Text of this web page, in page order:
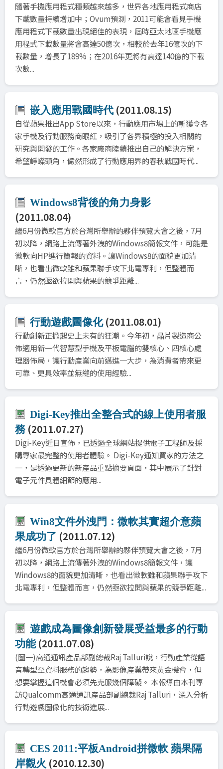
隨著手機應用程式種類越來越多，世界各地應用程式商店
下載數量持續增加中；Ovum預測，2011可能會看見手機
應用程式下載數量出現絕佳的表現，屆時亞太地區手機應
用程式下載數量將會高達50億次，相較於去年16億次的下
載數量，增長了189%；在2016年更將有高達140億的下載
次數...
嵌入應用戰國時代 (2011.08.15)
自從蘋果推出App Store以來，行動應用市場上的斬獲令各
家手機及行動服務商眼紅，吸引了各界積極的投入相關的
研究與開發的工作。各家廠商陸續推出自己的解決方案，
希望崢嶸頭角，儼然形成了行動應用界的春秋戰國時代...
Windows8背後的角力身影
(2011.08.04)
繼6月份微軟官方於台灣所舉辦的夥伴預覽大會之後，7月
初以降，網路上流傳著外洩的Windows8簡報文件，可能是
微軟向HP進行簡報的資料。讓Windows8的面貌更加清
晰，也看出微軟雖和蘋果聯手攻下北電專利，但整體而
言，仍然亟欲拉開與蘋果的競爭距離...
行動遊戲圖像化(2011.08.01)
行動創新正掀起史上未有的狂潮。今年初，晶片製造商公
佈適用新一代智慧型手機及平板電腦的雙核心、四核心處
理器佈局，讓行動產業向前邁進一大步，為消費者帶來更
可靠、更具效率並無縫的使用經驗...
Digi-Key推出全整合式的線上使用者服
務(2011.07.27)
Digi-Key近日宣佈，已透過全球網站提供電子工程師及採
購專家最完整的使用者體驗。 Digi-Key通知買家的方法之
一，是透過更新的新產品重點摘要頁面，其中展示了針對
電子元件具體細節的應用...
Win8文件外洩門：微軟其實超介意蘋
果成功了 (2011.07.12)
繼6月份微軟官方於台灣所舉辦的夥伴預覽大會之後，7月
初以降，網路上流傳著外洩的Windows8簡報文件，讓
Windows8的面貌更加清晰，也看出微軟雖和蘋果聯手攻下
北電專利，但整體而言，仍然亟欲拉開與蘋果的競爭距離...
遊戲成為圖像創新發展受益最多的行動
功能(2011.07.08)
(圖一)高通通訊產品部副總裁Raj Talluri說，行動產業從語
音轉型至資料服務的趨勢，為影像產業帶來黃金機會，但
想要掌握這個機會必須先克服幾個障礙。 本報導由本刊專
訪Qualcomm高通通訊產品部副總裁Raj Talluri，深入分析
行動遊戲圖像化的技術進展...
CES 2011:平板Android拼微軟 蘋果隔
岸觀火 (2010.12.30)